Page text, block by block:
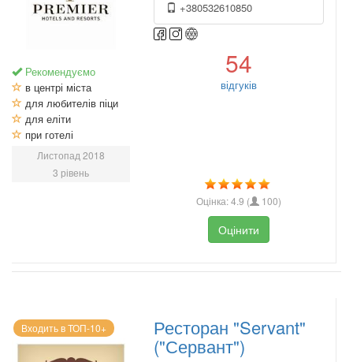
Рекомендуємо
в центрі міста
для любителів піци
для еліти
при готелі
Листопад 2018
3 рівень
+380532610850
54
відгуків
Оцінка:4.9 ( 100)
Оцінити
Входить в ТОП-10+ Ресторан "Servant"
("Сервант")